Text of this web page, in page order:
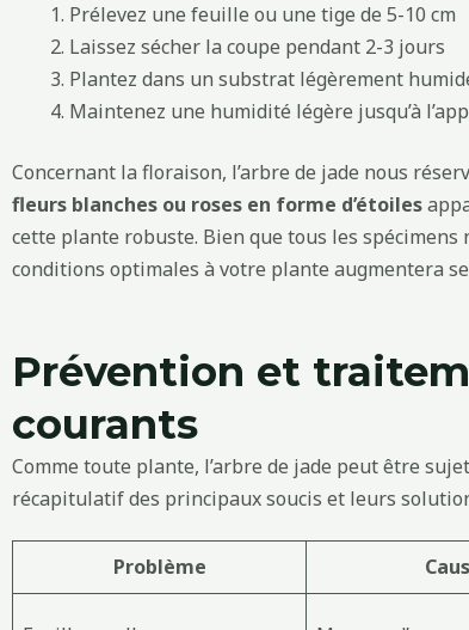
Prélevez une feuille ou une tige de 5-10 cm
Laissez sécher la coupe pendant 2-3 jours
Plantez dans un substrat légèrement
Maintenez une humidité légère jusqu’à
Concernant la floraison, l’arbre de jade nous
fleurs blanches ou roses en forme d’étoiles
cette plante robuste. Bien que tous les
conditions optimales à votre plante augmentera
Prévention et
courants
Comme toute plante, l’arbre de jade peut être
récapitulatif des principaux soucis et leurs
Problème